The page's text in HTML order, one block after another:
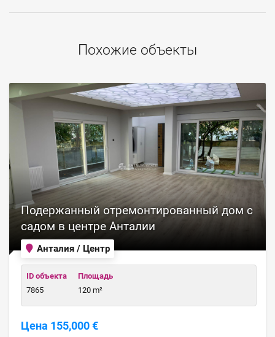
Похожие объекты
Анталия / Центр
Подержанный отремонтированный дом с
садом в центре Анталии
ID объекта
7865
Площадь
120 m²
Цена 155,000 €